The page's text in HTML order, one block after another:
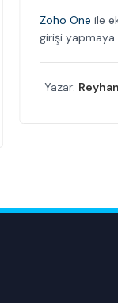
Zoho One ile
girişi yapmaya
Yazar: